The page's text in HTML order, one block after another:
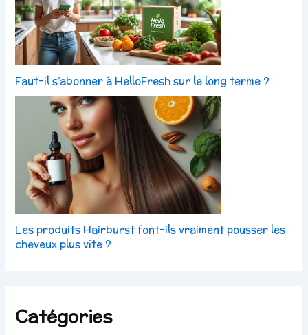
Faut-il s’abonner à HelloFresh sur le long terme ?
Les produits Hairburst font-ils vraiment pousser les
cheveux plus vite ?
Catégories